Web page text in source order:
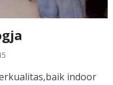
indoor